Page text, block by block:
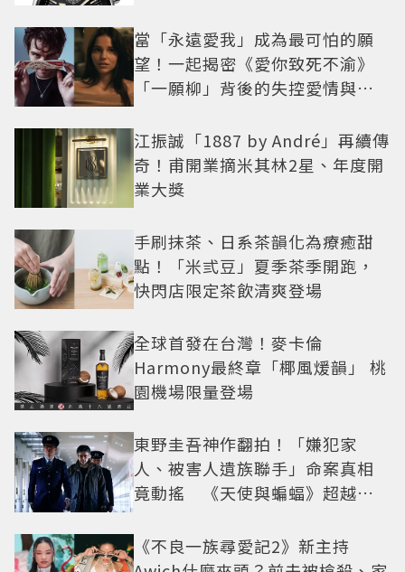
當「永遠愛我」成為最可怕的願
望！一起揭密《愛你致死不渝》
「一願柳」背後的失控愛情與爆
江振誠「1887 by André」再續傳
奇！甫開業摘米其林2星、年度開
業大獎
手刷抹茶、日系茶韻化為療癒甜
點！「米弎豆」夏季茶季開跑，
快閃店限定茶飲清爽登場
全球首發在台灣！麥卡倫
Harmony最終章「椰風煖韻」 桃
園機場限量登場
東野圭吾神作翻拍！「嫌犯家
人、被害人遺族聯手」命案真相
竟動搖 《天使與蝙蝠》超越懸
《不良一族尋愛記2》新主持